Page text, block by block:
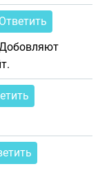
Ответить